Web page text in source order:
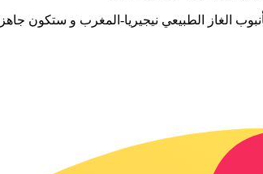
الغاز الطبيعي نيجيريا-المغرب و ستكون جاهزة